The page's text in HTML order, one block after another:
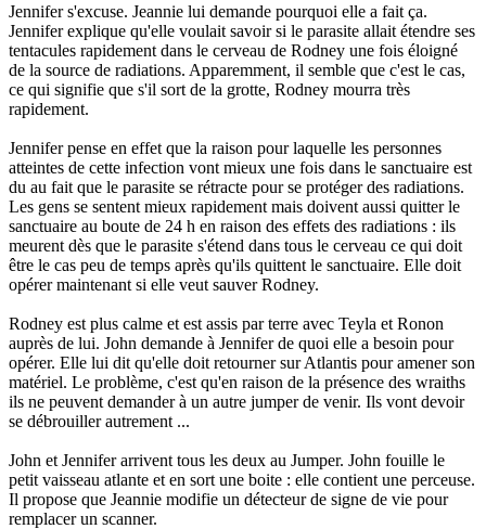
Jennifer s'excuse. Jeannie lui demande pourquoi elle a fait ça.
Jennifer explique qu'elle voulait savoir si le parasite allait étendre ses
tentacules rapidement dans le cerveau de Rodney une fois éloigné
de la source de radiations. Apparemment, il semble que c'est le cas,
ce qui signifie que s'il sort de la grotte, Rodney mourra très
rapidement.
Jennifer pense en effet que la raison pour laquelle les personnes
atteintes de cette infection vont mieux une fois dans le sanctuaire est
du au fait que le parasite se rétracte pour se protéger des radiations.
Les gens se sentent mieux rapidement mais doivent aussi quitter le
sanctuaire au boute de 24 h en raison des effets des radiations : ils
meurent dès que le parasite s'étend dans tous le cerveau ce qui doit
être le cas peu de temps après qu'ils quittent le sanctuaire. Elle doit
opérer maintenant si elle veut sauver Rodney.
Rodney est plus calme et est assis par terre avec Teyla et Ronon
auprès de lui. John demande à Jennifer de quoi elle a besoin pour
opérer. Elle lui dit qu'elle doit retourner sur Atlantis pour amener son
matériel. Le problème, c'est qu'en raison de la présence des wraiths
ils ne peuvent demander à un autre jumper de venir. Ils vont devoir
se débrouiller autrement ...
John et Jennifer arrivent tous les deux au Jumper. John fouille le
petit vaisseau atlante et en sort une boite : elle contient une perceuse.
Il propose que Jeannie modifie un détecteur de signe de vie pour
remplacer un scanner.